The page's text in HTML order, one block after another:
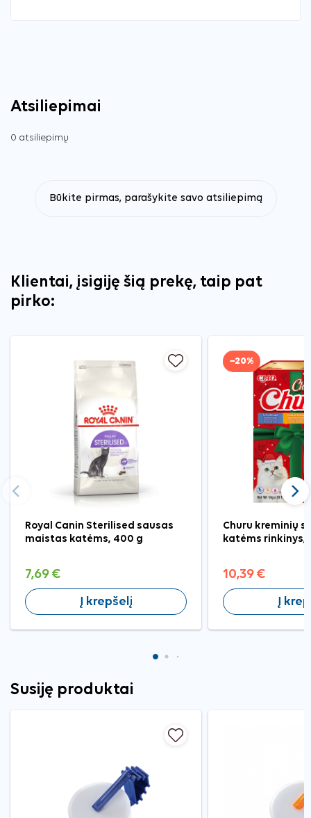
Atsiliepimai
0 atsiliepimų
Būkite pirmas, parašykite savo atsiliepimą
Klientai, įsigiję šią prekę, taip pat
pirko:
Royal Canin Sterilised sausas
maistas katėms, 400 g
7,69 €
Į krepšelį
−20%
Churu kreminių
katėms rinkinys,
10,39 €
Į
Ankstesnis
Susiję produktai